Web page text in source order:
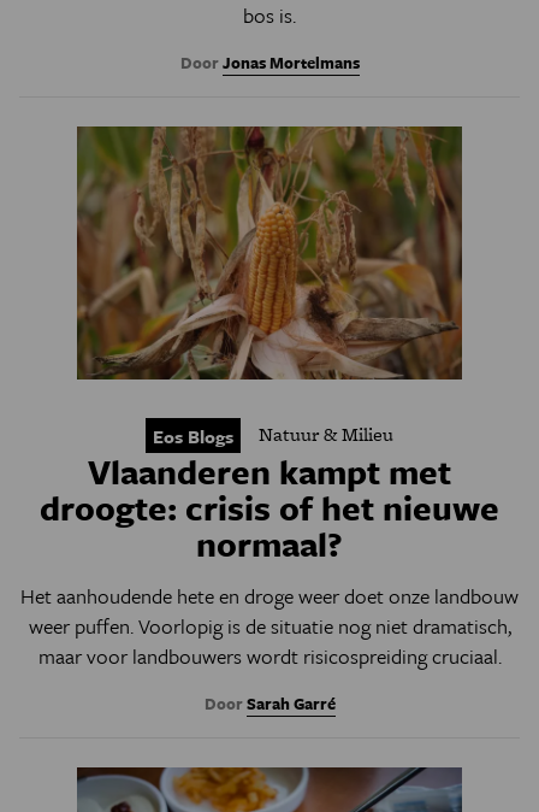
bos is.
DoorJonas Mortelmans
Eos Blogs Natuur & Milieu
Vlaanderen kampt met
droogte: crisis of het nieuwe
normaal?
Het aanhoudende hete en droge weer doet onze landbouw
weer puffen. Voorlopig is de situatie nog niet dramatisch,
maar voor landbouwers wordt risicospreiding cruciaal.
DoorSarah Garré